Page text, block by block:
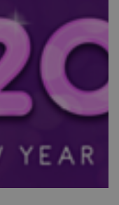
www.puckator.de
www.puckator.de